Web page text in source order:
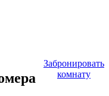
Забронировать
комнату